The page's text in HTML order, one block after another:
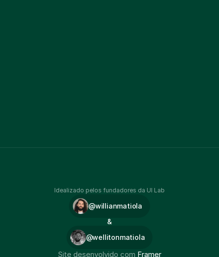
Idealizado pelos fundadores da UI Lab
@willianmatiola
&
@wellitonmatiola
Site desenvolvido com Framer